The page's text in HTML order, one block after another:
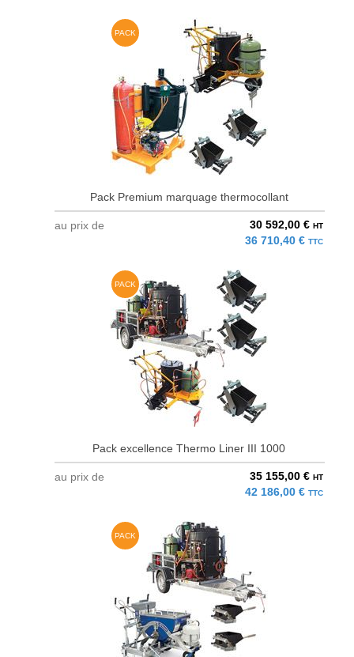
PACK
Pack Premium marquage thermocollant
au prix de 30 592,00 € HT
36 710,40 € TTC
PACK
Pack excellence Thermo Liner III 1000
au prix de 35 155,00 € HT
42 186,00 € TTC
PACK